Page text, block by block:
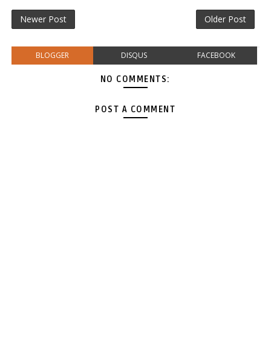
Newer Post Older Post
BLOGGER DISQUS FACEBOOK
NO COMMENTS:
POST A COMMENT